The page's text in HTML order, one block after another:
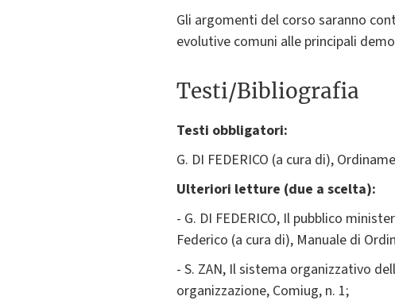
Gli argomenti del corso saranno
evolutive comuni alle principali
Testi/Bibliografia
Testi obbligatori:
G. DI FEDERICO (a cura di),
Ulteriori letture (due a scelta):
- G. DI FEDERICO, Il pubblico
Federico (a cura di), Manuale di
- S. ZAN, Il sistema organizzativo
organizzazione, Comiug, n. 1;